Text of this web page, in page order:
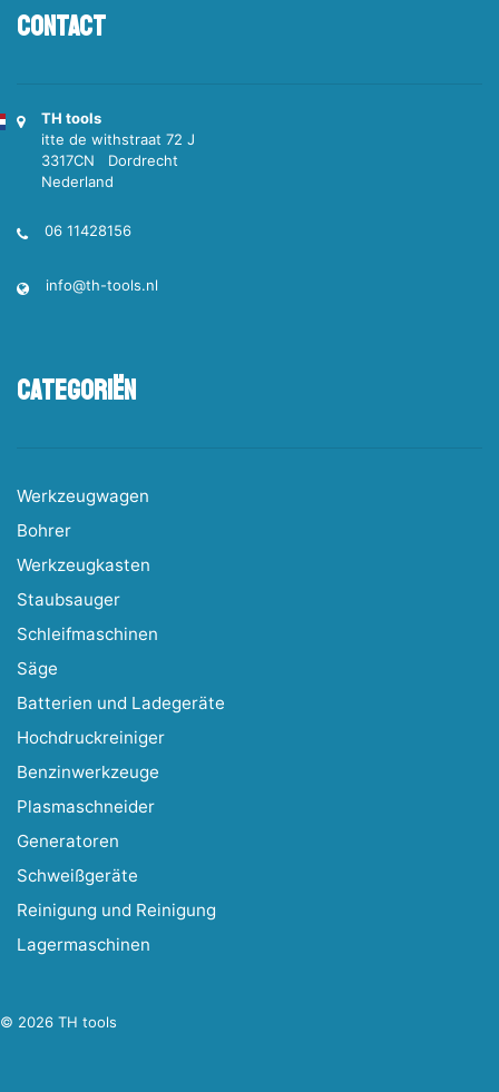
Contact
TH tools
itte de withstraat 72 J
3317CN Dordrecht
Nederland
06 11428156
info@th-tools.nl
Categoriën
Werkzeugwagen
Bohrer
Werkzeugkasten
Staubsauger
Schleifmaschinen
Säge
Batterien und Ladegeräte
Hochdruckreiniger
Benzinwerkzeuge
Plasmaschneider
Generatoren
Schweißgeräte
Reinigung und Reinigung
Lagermaschinen
© 2026 TH tools